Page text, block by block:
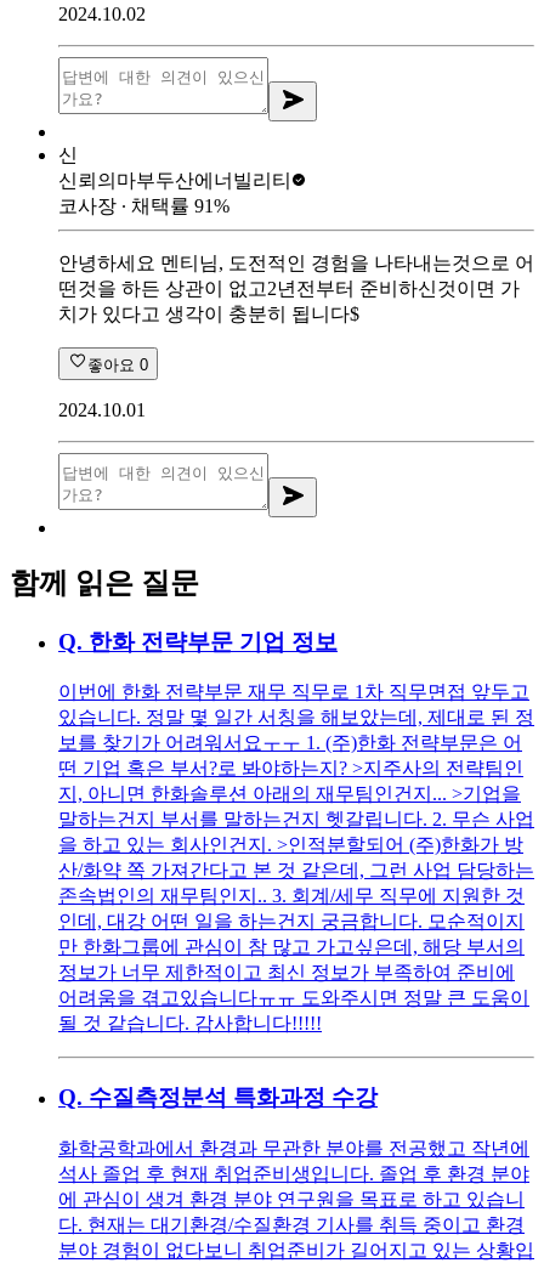
2024.10.02
신
신뢰의마부두산에너빌리티
코사장 ∙ 채택률 91%
안녕하세요 멘티님, 도전적인 경험을 나타내는것으로 어
떤것을 하든 상관이 없고2년전부터 준비하신것이면 가
치가 있다고 생각이 충분히 됩니다$
좋아요 0
2024.10.01
함께 읽은 질문
Q. 한화 전략부문 기업 정보
이번에 한화 전략부문 재무 직무로 1차 직무면접 앞두고
있습니다. 정말 몇 일간 서칭을 해보았는데, 제대로 된 정
보를 찾기가 어려워서요ㅜㅜ 1. (주)한화 전략부문은 어
떤 기업 혹은 부서?로 봐야하는지? >지주사의 전략팀인
지, 아니면 한화솔루션 아래의 재무팀인건지... >기업을
말하는건지 부서를 말하는건지 헷갈립니다. 2. 무슨 사업
을 하고 있는 회사인건지. >인적분할되어 (주)한화가 방
산/화약 쪽 가져간다고 본 것 같은데, 그런 사업 담당하는
존속법인의 재무팀인지.. 3. 회계/세무 직무에 지원한 것
인데, 대강 어떤 일을 하는건지 궁금합니다. 모순적이지
만 한화그룹에 관심이 참 많고 가고싶은데, 해당 부서의
정보가 너무 제한적이고 최신 정보가 부족하여 준비에
어려움을 겪고있습니다ㅠㅠ 도와주시면 정말 큰 도움이
될 것 같습니다. 감사합니다!!!!!
Q. 수질측정분석 특화과정 수강
화학공학과에서 환경과 무관한 분야를 전공했고 작년에
석사 졸업 후 현재 취업준비생입니다. 졸업 후 환경 분야
에 관심이 생겨 환경 분야 연구원을 목표로 하고 있습니
다. 현재는 대기환경/수질환경 기사를 취득 중이고 환경
분야 경험이 없다보니 취업준비가 길어지고 있는 상황입